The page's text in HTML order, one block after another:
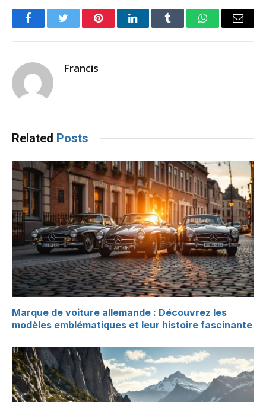
FacebookTwitter PinterestLinkedInTumblr WhatsAppEmail
Francis
Related Posts
Marque de voiture allemande : Découvrez les
modèles emblématiques et leur histoire fascinante